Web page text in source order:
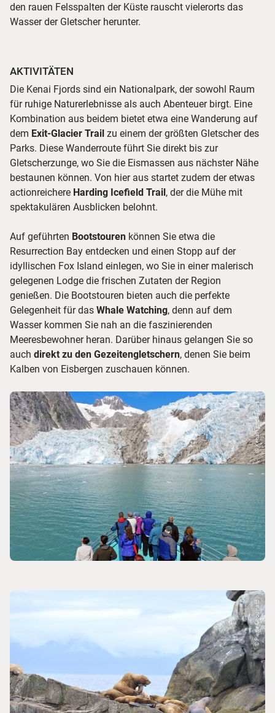
den rauen Felsspalten der Küste rauscht vielerorts das
Wasser der Gletscher herunter.
AKTIVITÄTEN
Die Kenai Fjords sind ein Nationalpark, der sowohl Raum
für ruhige Naturerlebnisse als auch Abenteuer birgt. Eine
Kombination aus beidem bietet etwa eine Wanderung auf
dem Exit-Glacier Trail zu einem der größten Gletscher des
Parks. Diese Wanderroute führt Sie direkt bis zur
Gletscherzunge, wo Sie die Eismassen aus nächster Nähe
bestaunen können. Von hier aus startet zudem der etwas
actionreichere Harding Icefield Trail, der die Mühe mit
spektakulären Ausblicken belohnt.
Auf geführten Bootstouren können Sie etwa die
Resurrection Bay entdecken und einen Stopp auf der
idyllischen Fox Island einlegen, wo Sie in einer malerisch
gelegenen Lodge die frischen Zutaten der Region
genießen. Die Bootstouren bieten auch die perfekte
Gelegenheit für das Whale Watching, denn auf dem
Wasser kommen Sie nah an die faszinierenden
Meeresbewohner heran. Darüber hinaus gelangen Sie so
auch direkt zu den Gezeitengletschern, denen Sie beim
Kalben von Eisbergen zuschauen können.
© Kenai Fjords Tours
© Pierre Chouinard